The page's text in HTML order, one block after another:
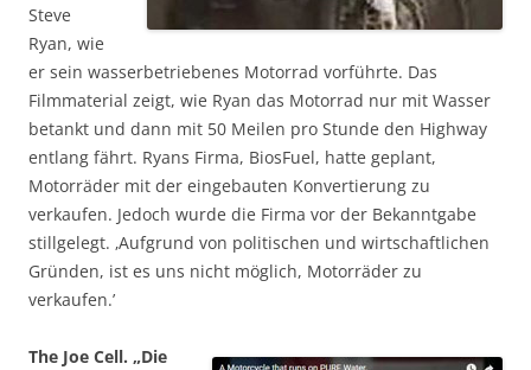
Steve
Ryan, wie
er sein wasserbetriebenes Motorrad vorführte. Das
Filmmaterial zeigt, wie Ryan das Motorrad nur mit Wasser
betankt und dann mit 50 Meilen pro Stunde den Highway
entlang fährt. Ryans Firma, BiosFuel, hatte geplant,
Motorräder mit der eingebauten Konvertierung zu
verkaufen. Jedoch wurde die Firma vor der Bekanntgabe
stillgelegt. ‚Aufgrund von politischen und wirtschaftlichen
Gründen, ist es uns nicht möglich, Motorräder zu
verkaufen.’
The Joe Cell. „Die